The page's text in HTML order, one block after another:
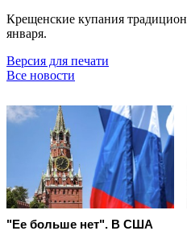
Крещенские купания
января.
Версия для печати
Все новости
"Ее больше нет". В США